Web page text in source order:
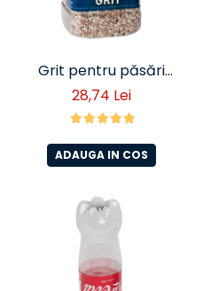
Grit pentru păsări
exotice si canari –
digestie si sanatate Deli
28,74 Lei
ADAUGA IN COS